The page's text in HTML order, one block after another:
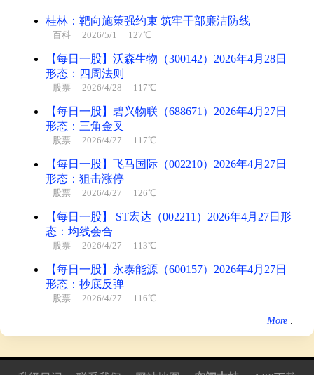
桂林：靶向施策强约束 筑牢干部廉洁防线
百科 2026/5/1 127℃
【每日一股】沃森生物（300142）2026年4月28日
形态：四周法则
股票 2026/4/28 117℃
【每日一股】碧兴物联（688671）2026年4月27日
形态：三角金叉
股票 2026/4/27 117℃
【每日一股】飞马国际（002210）2026年4月27日
形态：狙击涨停
股票 2026/4/27 126℃
【每日一股】 ST宏达（002211）2026年4月27日形
态：均线会合
股票 2026/4/27 113℃
【每日一股】永泰能源（600157）2026年4月27日
形态：抄底反弹
股票 2026/4/27 116℃
More .